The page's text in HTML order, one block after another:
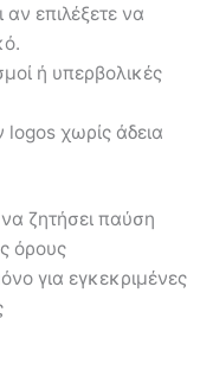
επιλέξετε να
ή υπερβολικές
logos χωρίς άδεια
ζητήσει παύση
όρους
για εγκεκριμένες